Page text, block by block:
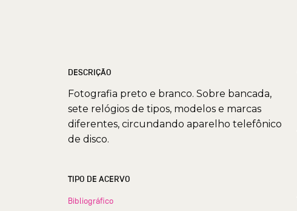
DESCRIÇÃO
Fotografia preto e branco. Sobre bancada,
sete relógios de tipos, modelos e marcas
diferentes, circundando aparelho telefônico
de disco.
TIPO DE ACERVO
Bibliográfico